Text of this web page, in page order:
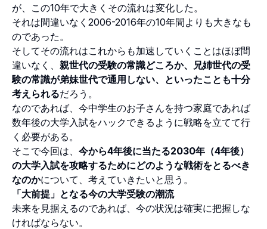
が、この10年で大きくその流れは変化した。
それは間違いなく2006-2016年の10年間よりも大きなも
のであった。
そしてその流れはこれからも加速していくことはほぼ間
違いなく、 親世代の受験の常識どころか、兄姉世代の受
験の常識が弟妹世代で通用しない、といったことも十分
考えられるだろう。
なのであれば、今中学生のお子さんを持つ家庭であれば
数年後の大学入試をハックできるように戦略を立てて行
く必要がある。
そこで今回は、 今から4年後に当たる2030年（4年後）
の大学入試を攻略するためにどのような戦術をとるべき
なのかについて、考えていきたいと思う。
「大前提」となる今の大学受験の潮流
未来を見据えるのであれば、今の状況は確実に把握しな
ければならない。